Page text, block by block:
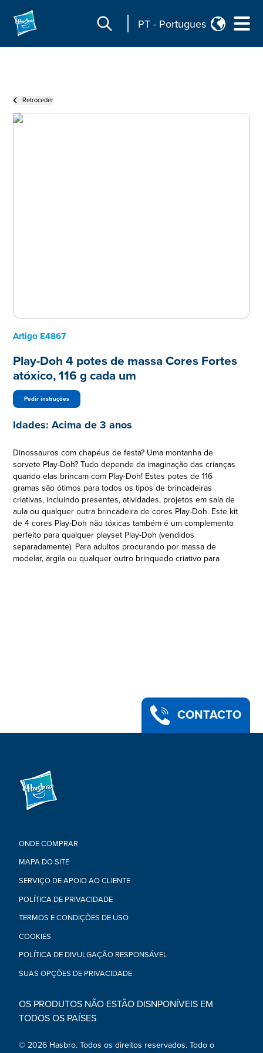
PT - Portugues
Retroceder
Artigo E4867
Play-Doh 4 potes de massa Cores Fortes
atóxico, 116 g cada um
Pedir instruções
Idades: Acima de 3 anos
Dinossauros com chapéus de festa? Uma montanha de
sorvete Play-Doh? Tudo depende da imaginação das crianças
quando elas brincam com Play-Doh! Estes potes de 116
gramas são ótimos para todos os tipos de brincadeiras
criativas, incluindo presentes, atividades, projetos em sala de
aula ou qualquer outra brincadeira de cores Play-Doh. Este kit
de 4 cores Play-Doh não tóxicas também é um complemento
perfeito para qualquer playset Play-Doh (vendidos
separadamente). Para adultos procurando por massa de
modelar, argila ou qualquer outro brinquedo criativo para
todos os tipos de brincadeiras criativas, com as cores Play-
Doh azul escuro, verde claro, laranja e verde
•PRESENTE, LEMBRANCHINAS E MAIS: Para adultos
procurando por massa de modelar, argila ou qualquer outro
•Idade: acima de 3 anos
O produto e as cores variam.
A massa não deve ser ingerida.
Aviso aos pais: Contém trigo.
de pó.
habilidade da criança.
•Contém 4 potes de massa de modelar Play-Doh (peso líquido
total: 454 g)
CONTACTO
ONDE COMPRAR
MAPA DO SITE
SERVIÇO DE APOIO AO CLIENTE
POLÍTICA DE PRIVACIDADE
TERMOS E CONDIÇÕES DE USO
COOKIES
POLÍTICA DE DIVULGAÇÃO RESPONSÁVEL
SUAS OPÇÕES DE PRIVACIDADE
OS PRODUTOS NÃO ESTÃO DISNPONÍVEIS EM
TODOS OS PAÍSES
© 2026 Hasbro. Todos os direitos reservados. Todo o